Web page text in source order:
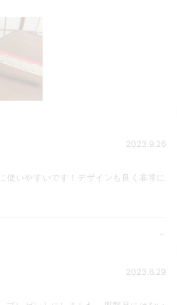
2023.9.26
使いやすいです！デザインも良く非常に
2023.6.29